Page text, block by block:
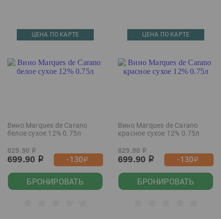
ЦЕНА ПО КАРТЕ
Вино Marques de Carano
белое сухое 12% 0.75л
829.90 р
699.90 р -130р
БРОНИРОВАТЬ
ЦЕНА ПО КАРТЕ
Вино Marques de Carano
красное сухое 12% 0.75л
829.90 р
699.90 р -130р
БРОНИРОВАТЬ